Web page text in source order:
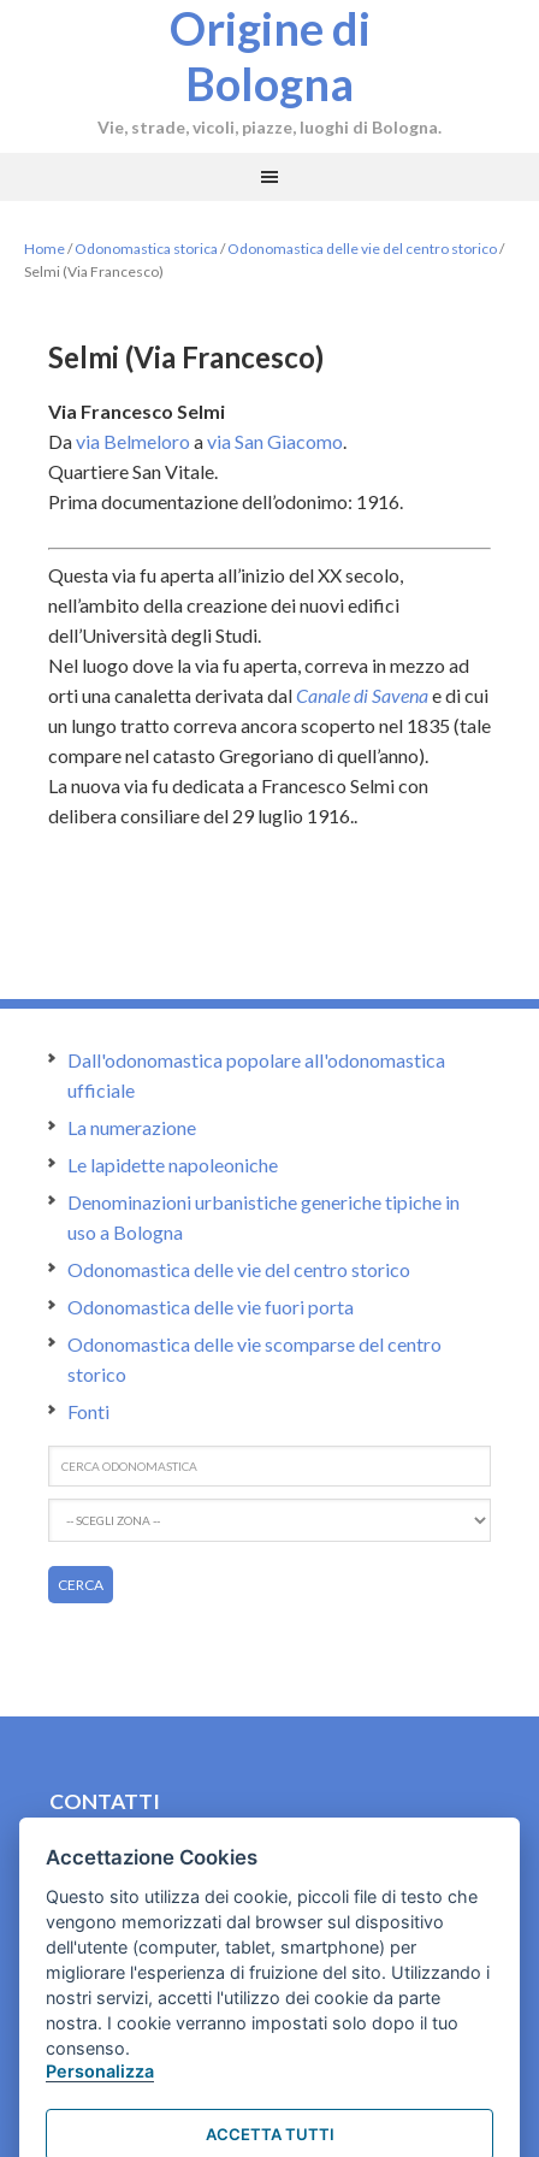
Origine di
Bologna
Vie, strade, vicoli, piazze, luoghi di Bologna.
Home/ Odonomastica storica / Odonomastica delle vie del centro storico/
Selmi (Via Francesco)
Selmi (Via Francesco)
Via Francesco Selmi
Davia Belmeloro avia San Giacomo.
Quartiere San Vitale.
Prima documentazione dell’odonimo: 1916.
Questa via fu aperta all’inizio del XX secolo,
nell’ambito della creazione dei nuovi edifici
dell’Università degli Studi.
Nel luogo dove la via fu aperta, correva in mezzo ad
orti una canaletta derivata dalCanale di Savenae di cui
un lungo tratto correva ancora scoperto nel 1835 (tale
compare nel catasto Gregoriano di quell’anno).
La nuova via fu dedicata a Francesco Selmi con
delibera consiliare del 29 luglio 1916..
Dall'odonomastica popolare all'odonomastica
ufficiale
La numerazione
Le lapidette napoleoniche
Denominazioni urbanistiche generiche tipiche in
uso a Bologna
Odonomastica delle vie del centro storico
Odonomastica delle vie fuori porta
Odonomastica delle vie scomparse del centro
storico
Fonti
CONTATTI
Cookies e informativa privacy
Accettazione Cookies
Questo sito utilizza dei cookie, piccoli file di testo che
vengono memorizzati dal browser sul dispositivo
dell'utente (computer, tablet, smartphone) per
migliorare l'esperienza di fruizione del sito. Utilizzando i
nostri servizi, accetti l'utilizzo dei cookie da parte
nostra. I cookie verranno impostati solo dopo il tuo
consenso.
Personalizza
ACCETTA TUTTI